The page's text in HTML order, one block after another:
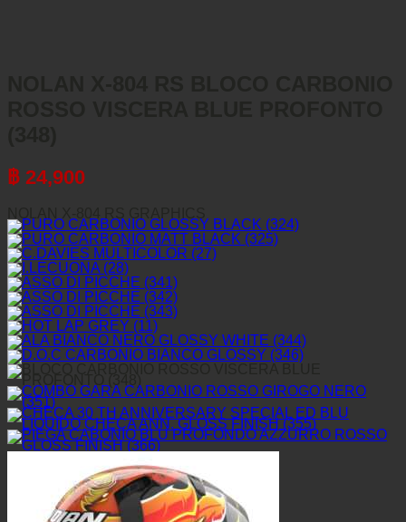
฿ 24,900